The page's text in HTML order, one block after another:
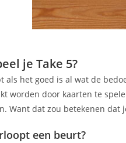
je Take 5?
als het goed is al wat de
worden door kaarten te
Want dat zou betekenen
een beurt?